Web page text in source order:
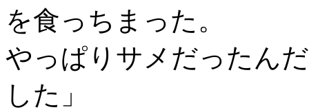
を食っちまった。
やっぱりサメだったん
した」